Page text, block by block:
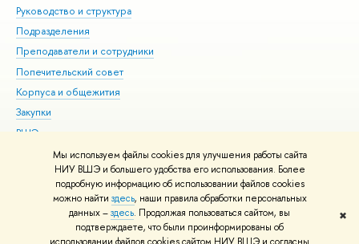
Мы используем файлы cookies для улучшения работы сайта
НИУ ВШЭ и большего удобства его использования. Более
подробную информацию об использовании файлов cookies
можно найти здесь, наши правила обработки персональных
данных –здесь. Продолжая пользоваться сайтом, вы
подтверждаете, что были проинформированы об
✖
Руководство и структура
Подразделения
Преподаватели и сотрудники
Попечительский совет
Корпуса и общежития
Закупки
ВШЭ для студентов с ограниченными возможностями
здоровья и инвалидностью
Версия для слабовидящих
Единая платежная страница